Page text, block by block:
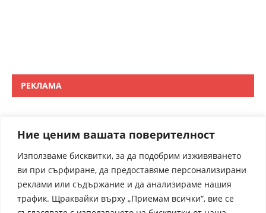
Ние ценим вашата поверителност
Използваме бисквитки, за да подобрим изживяването
ви при сърфиране, да предоставяме персонализирани
реклами или съдържание и да анализираме нашия
трафик. Щраквайки върху „Приемам всички“, вие се
РЕКЛАМА